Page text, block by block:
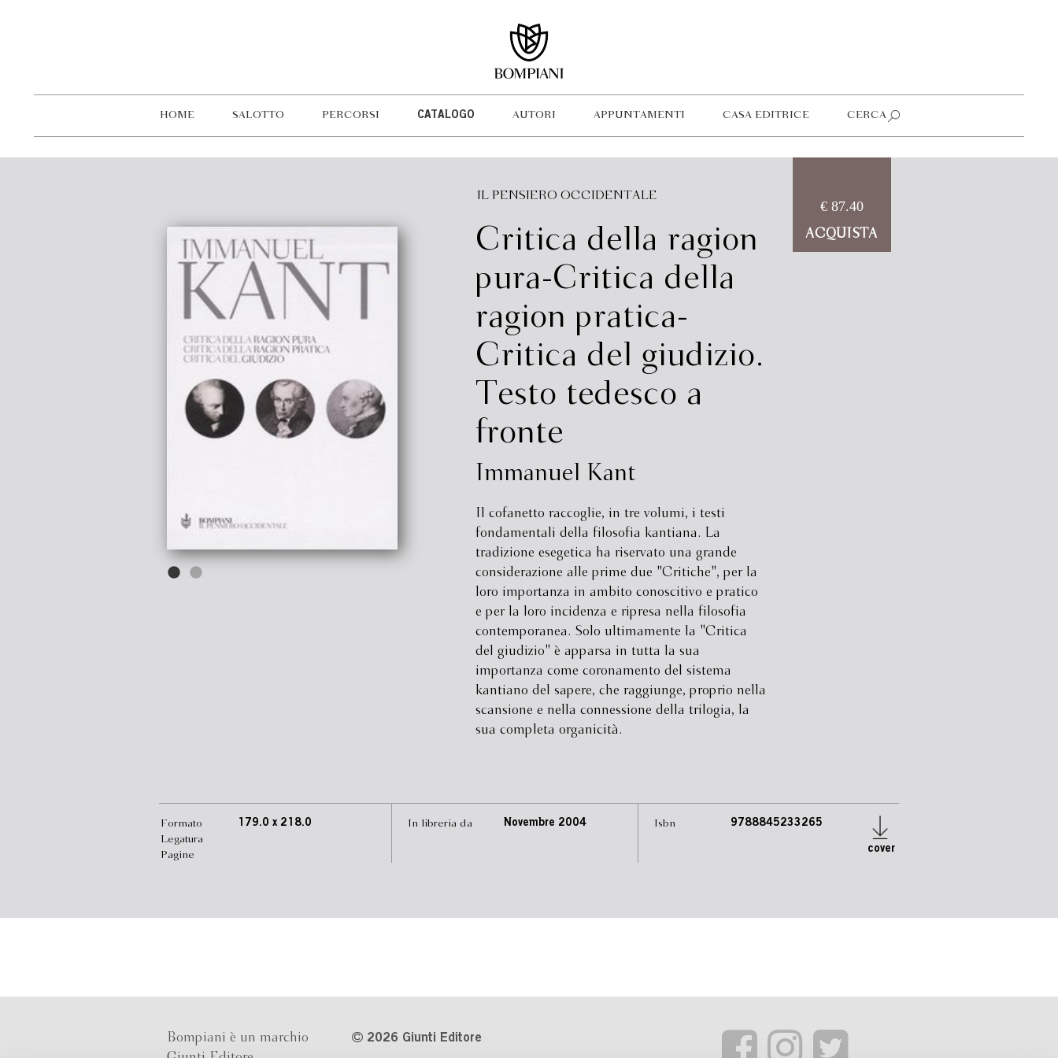
HOME SALOTTO PERCORSI CATALOGO AUTORI APPUNTAMENTI CASA EDITRICE CERCA
IL PENSIERO OCCIDENTALE
Critica della ragion
pura-Critica della
ragion pratica-
Critica del giudizio.
Testo tedesco a
fronte
Immanuel Kant
Il cofanetto raccoglie, in tre volumi, i testi
fondamentali della filosofia kantiana. La
tradizione esegetica ha riservato una grande
considerazione alle prime due "Critiche", per la
loro importanza in ambito conoscitivo e pratico
e per la loro incidenza e ripresa nella filosofia
contemporanea. Solo ultimamente la "Critica
del giudizio" è apparsa in tutta la sua
importanza come coronamento del sistema
kantiano del sapere, che raggiunge, proprio nella
scansione e nella connessione della trilogia, la
sua completa organicità.
€ 87.40
ACQUISTA
Formato
Legatura
Pagine
179.0 x 218.0 In libreria da Novembre 2004 Isbn 9788845233265
cover
Bompiani è un marchio
2026 Giunti Editore